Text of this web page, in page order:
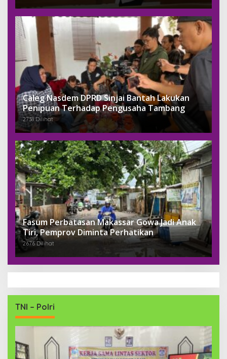
Caleg Nasdem DPRD Sinjai Bantah Lakukan
Penipuan Terhadap Pengusaha Tambang
2738 Dilihat
Fasum Perbatasan Makassar Gowa Jadi Anak
Tiri, Pemprov Diminta Perhatikan
2676 Dilihat
TNI – Polri